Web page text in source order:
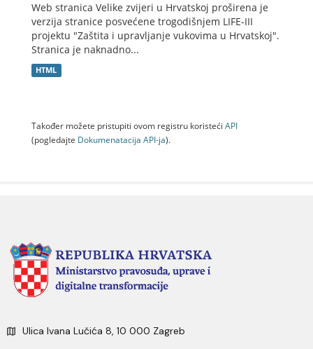
Web stranica Velike zvijeri u Hrvatskoj proširena je
verzija stranice posvećene trogodišnjem LIFE-III
projektu "Zaštita i upravljanje vukovima u Hrvatskoj".
Stranica je naknadno...
HTML
Također možete pristupiti ovom registru koristeći API
(pogledajte Dokumenаtаcijа API-jа).